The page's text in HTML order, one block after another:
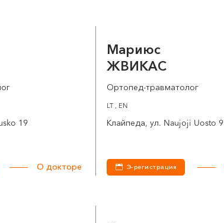
19
О докторе
Мариюс
ЖВИКАС
Ортопед-травматолог
LT , EN
Клайпеда, ул. Naujoji Uosto 9
Э-регистрация